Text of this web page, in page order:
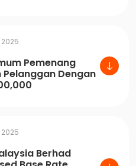
Pemenang
Pelanggan Dengan
Berhad